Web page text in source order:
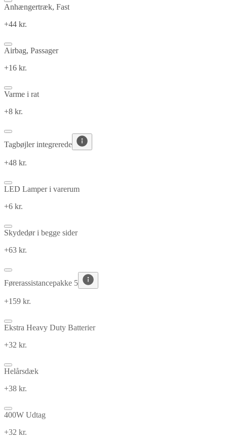
Anhængertræk, Fast
+44 kr.
Airbag, Passager
+16 kr.
Varme i rat
+8 kr.
Tagbøjler integrerede
+48 kr.
LED Lamper i varerum
+6 kr.
Skydedør i begge sider
+63 kr.
Førerassistancepakke 5
+159 kr.
Ekstra Heavy Duty Batterier
+32 kr.
Helårsdæk
+38 kr.
400W Udtag
+32 kr.